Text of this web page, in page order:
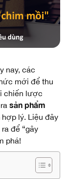
nay, các
mới để thu
chiến lược
sản phẩm
hợp lý. Liệu đây
để “gây
phá!